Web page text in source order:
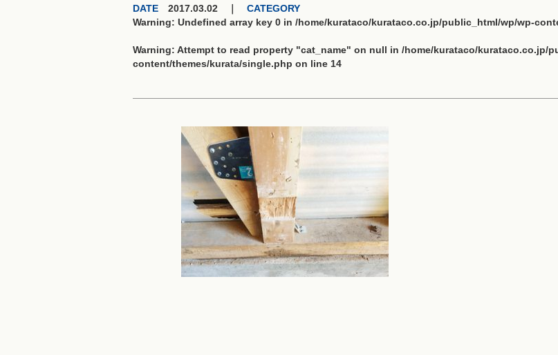
DATE 2017.03.02 ｜ CATEGORY
Warning: Undefined array key 0 in /home/kurataco/kurataco.co.jp/public_html/wp/wp-
Warning: Attempt to read property "cat_name" on null in /home/kurataco/kurataco.co.jp/
content/themes/kurata/single.php on line 14